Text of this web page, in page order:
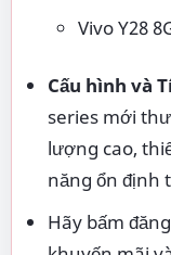
Vivo Y28
Cấu hình và
series mới
lượng cao,
năng ổn định
Hãy bấm